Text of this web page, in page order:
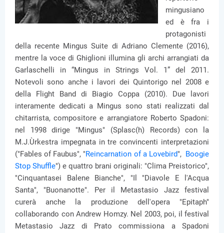
mingusiano
ed è fra i
protagonisti
della recente Mingus Suite di Adriano Clemente (2016),
mentre la voce di Ghiglioni illumina gli archi arrangiati da
Garlaschelli in “Mingus in Strings Vol. 1” del 2011.
Notevoli sono anche i lavori dei Quintorigo nel 2008 e
della Flight Band di Biagio Coppa (2010). Due lavori
interamente dedicati a Mingus sono stati realizzati dal
chitarrista, compositore e arrangiatore Roberto Spadoni:
nel 1998 dirige "Mingus" (Splasc(h) Records) con la
M.J.Ùrkestra impegnata in tre convincenti interpretazioni
("Fables of Faubus", "Reincarnation of a Lovebird", Boogie
Stop Shuffle") e quattro brani originali: "Clima Preistorico",
"Cinquantasei Balene Bianche", "Il "Diavole E l'Acqua
Santa", "Buonanotte". Per il Metastasio Jazz festival
curerà anche la produzione dell'opera "Epitaph"
collaborando con Andrew Homzy. Nel 2003, poi, il festival
Metastasio Jazz di Prato commissiona a Spadoni